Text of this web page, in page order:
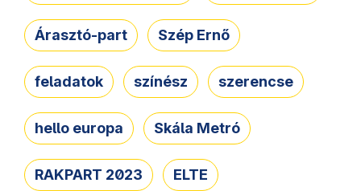
Árasztó-part Szép Ernő
feladatok színész szerencse
hello europa Skála Metró
RAKPART 2023 ELTE